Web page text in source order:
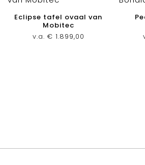
Eclipse tafel ovaal van
Mobitec
v.a. € 1.899,00